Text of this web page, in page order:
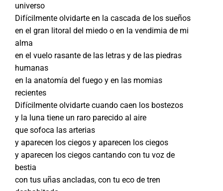
universo
Difícilmente olvidarte en la cascada de los sueños
en el gran litoral del miedo o en la vendimia de mi
alma
en el vuelo rasante de las letras y de las piedras
humanas
en la anatomía del fuego y en las momias
recientes
Difícilmente olvidarte cuando caen los bostezos
y la luna tiene un raro parecido al aire
que sofoca las arterias
y aparecen los ciegos y aparecen los ciegos
y aparecen los ciegos cantando con tu voz de
bestia
con tus uñas ancladas, con tu eco de tren